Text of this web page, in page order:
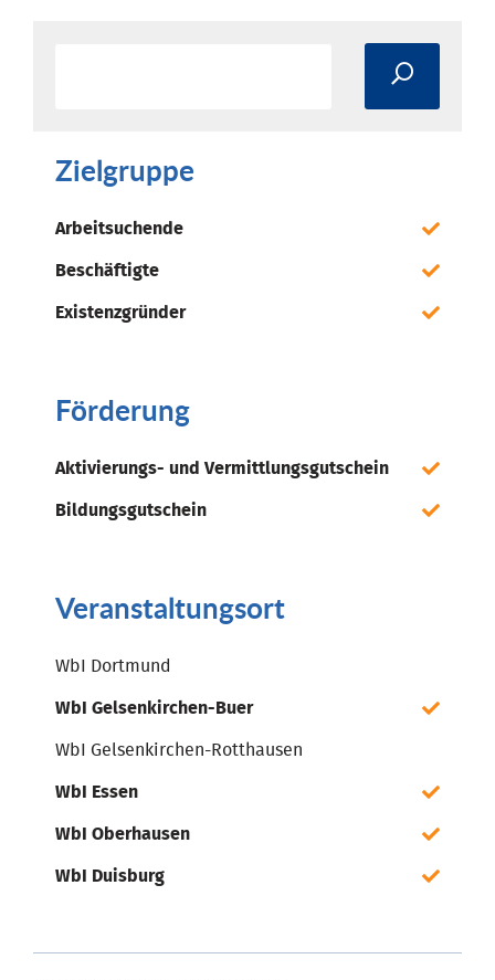
Zielgruppe
Arbeitsuchende
Beschäftigte
Existenzgründer
Förderung
Aktivierungs- und Vermittlungsgutschein
Bildungsgutschein
Veranstaltungsort
WbI Dortmund
WbI Gelsenkirchen-Buer
WbI Gelsenkirchen-Rotthausen
WbI Essen
WbI Oberhausen
WbI Duisburg